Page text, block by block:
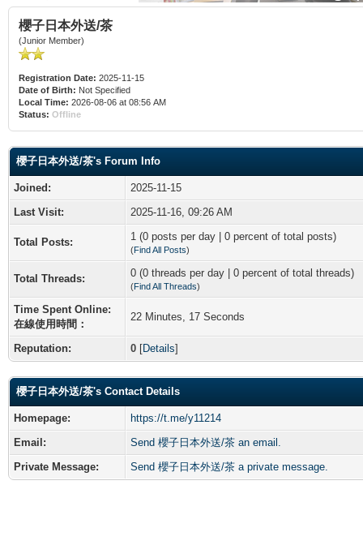
櫻子日本外送/茶
(Junior Member)
Registration Date: 2025-11-15
Date of Birth: Not Specified
Local Time: 2026-08-06 at 08:56 AM
Status: Offline
櫻子日本外送/茶's Forum Info
Joined:
2025-11-15
Last Visit:
2025-11-16, 09:26 AM
Total Posts: 1 (0 posts per day | 0 percent of total posts)
(Find All Posts)
Total Threads: 0 (0 threads per day | 0 percent of total threads)
(Find All Threads)
Time Spent Online:
在線使用時間：
22 Minutes, 17 Seconds
Reputation: 0 [Details]
櫻子日本外送/茶's Contact Details
Homepage:
https://t.me/y11214
Email:
Send 櫻子日本外送/茶 an email.
Private Message:
Send 櫻子日本外送/茶 a private message.